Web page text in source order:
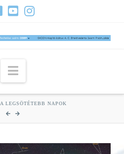
Navigation
A LEGSÖTÉTEBB NAPOK